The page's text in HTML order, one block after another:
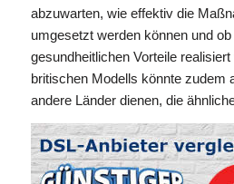
abzuwarten, wie effektiv die
umgesetzt werden können und
gesundheitlichen Vorteile
britischen Modells könnte zudem
andere Länder dienen, die